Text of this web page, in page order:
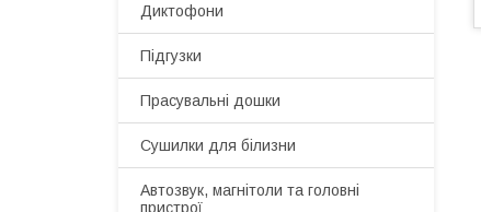
Диктофони
Підгузки
Прасувальні дошки
Сушилки для білизни
Автозвук, магнітоли та головні
пристрої